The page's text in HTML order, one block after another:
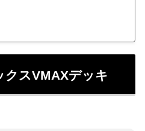
スVMAXデッキ